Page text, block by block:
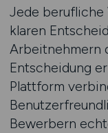
Jede berufliche
klaren
Arbeitnehmern
Entscheidung
Plattform
Bewerbern